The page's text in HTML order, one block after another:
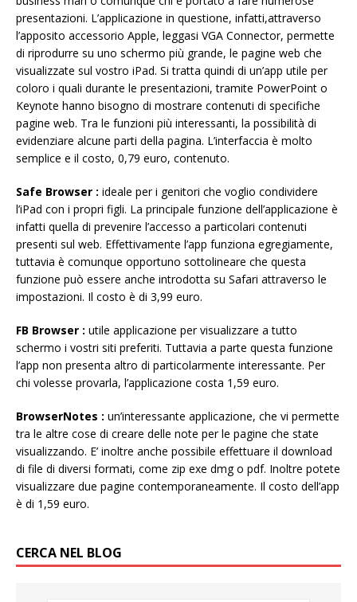
presentazioni. L’applicazione in questione, infatti,attraverso
l’apposito accessorio Apple, leggasi VGA Connector, permette
di riprodurre su uno schermo più grande, le pagine web che
visualizzate sul vostro iPad. Si tratta quindi di un’app utile per
coloro i quali durante le presentazioni, tramite PowerPoint o
Keynote hanno bisogno di mostrare contenuti di specifiche
pagine web. Tra le funzioni più interessanti, la possibilità di
evidenziare alcune parti della pagina. L’interfaccia è molto
semplice e il costo, 0,79 euro, contenuto.
Safe Browser : ideale per i genitori che voglio condividere
l’iPad con i propri figli. La principale funzione dell’applicazione è
infatti quella di prevenire l’accesso a particolari contenuti
presenti sul web. Effettivamente l’app funziona egregiamente,
tuttavia è comunque opportuno sottolineare che questa
funzione può essere anche introdotta su Safari attraverso le
impostazioni. Il costo è di 3,99 euro.
FB Browser : utile applicazione per visualizzare a tutto
schermo i vostri siti preferiti. Tuttavia a parte questa funzione
l’app non presenta altro di particolarmente interessante. Per
chi volesse provarla, l’applicazione costa 1,59 euro.
BrowserNotes : un’interessante applicazione, che vi permette
tra le altre cose di creare delle note per le pagine che state
visualizzando. E’ inoltre anche possibile effettuare il download
di file di diversi formati, come zip exe dmg o pdf. Inoltre potete
visualizzare due pagine contemporaneamente. Il costo dell’app
è di 1,59 euro.
CERCA NEL BLOG